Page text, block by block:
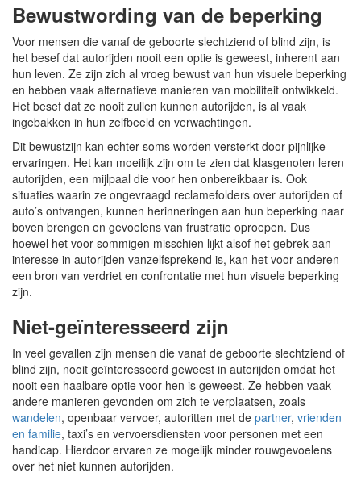
Bewustwording van de beperking
Voor mensen die vanaf de geboorte slechtziend of blind zijn, is
het besef dat autorijden nooit een optie is geweest, inherent aan
hun leven. Ze zijn zich al vroeg bewust van hun visuele beperking
en hebben vaak alternatieve manieren van mobiliteit ontwikkeld.
Het besef dat ze nooit zullen kunnen autorijden, is al vaak
ingebakken in hun zelfbeeld en verwachtingen.
Dit bewustzijn kan echter soms worden versterkt door pijnlijke
ervaringen. Het kan moeilijk zijn om te zien dat klasgenoten leren
autorijden, een mijlpaal die voor hen onbereikbaar is. Ook
situaties waarin ze ongevraagd reclamefolders over autorijden of
auto’s ontvangen, kunnen herinneringen aan hun beperking naar
boven brengen en gevoelens van frustratie oproepen. Dus
hoewel het voor sommigen misschien lijkt alsof het gebrek aan
interesse in autorijden vanzelfsprekend is, kan het voor anderen
een bron van verdriet en confrontatie met hun visuele beperking
zijn.
Niet-geïnteresseerd zijn
In veel gevallen zijn mensen die vanaf de geboorte slechtziend of
blind zijn, nooit geïnteresseerd geweest in autorijden omdat het
nooit een haalbare optie voor hen is geweest. Ze hebben vaak
andere manieren gevonden om zich te verplaatsen, zoals
wandelen, openbaar vervoer, autoritten met de partner, vrienden
en familie, taxi’s en vervoersdiensten voor personen met een
handicap. Hierdoor ervaren ze mogelijk minder rouwgevoelens
over het niet kunnen autorijden.